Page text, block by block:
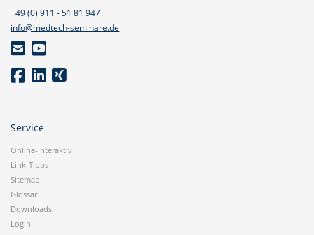
+49 (0) 911 - 51 81 947
info@medtech-seminare.de
Service
Online-Interaktiv
Link-Tipps
Sitemap
Glossar
Downloads
Login